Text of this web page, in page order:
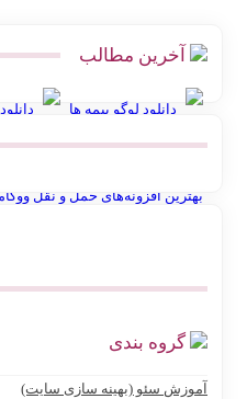
آخرین مطالب
دانلود لوگو بیمه ها
پیشخوان پستی ووکامرس | چگونه
بهترین افزونه‌های حمل و نقل
بهترین پرامپت های هوش مصنوعی
گروه بندی
آموزش سئو (بهینه سازی سایت)